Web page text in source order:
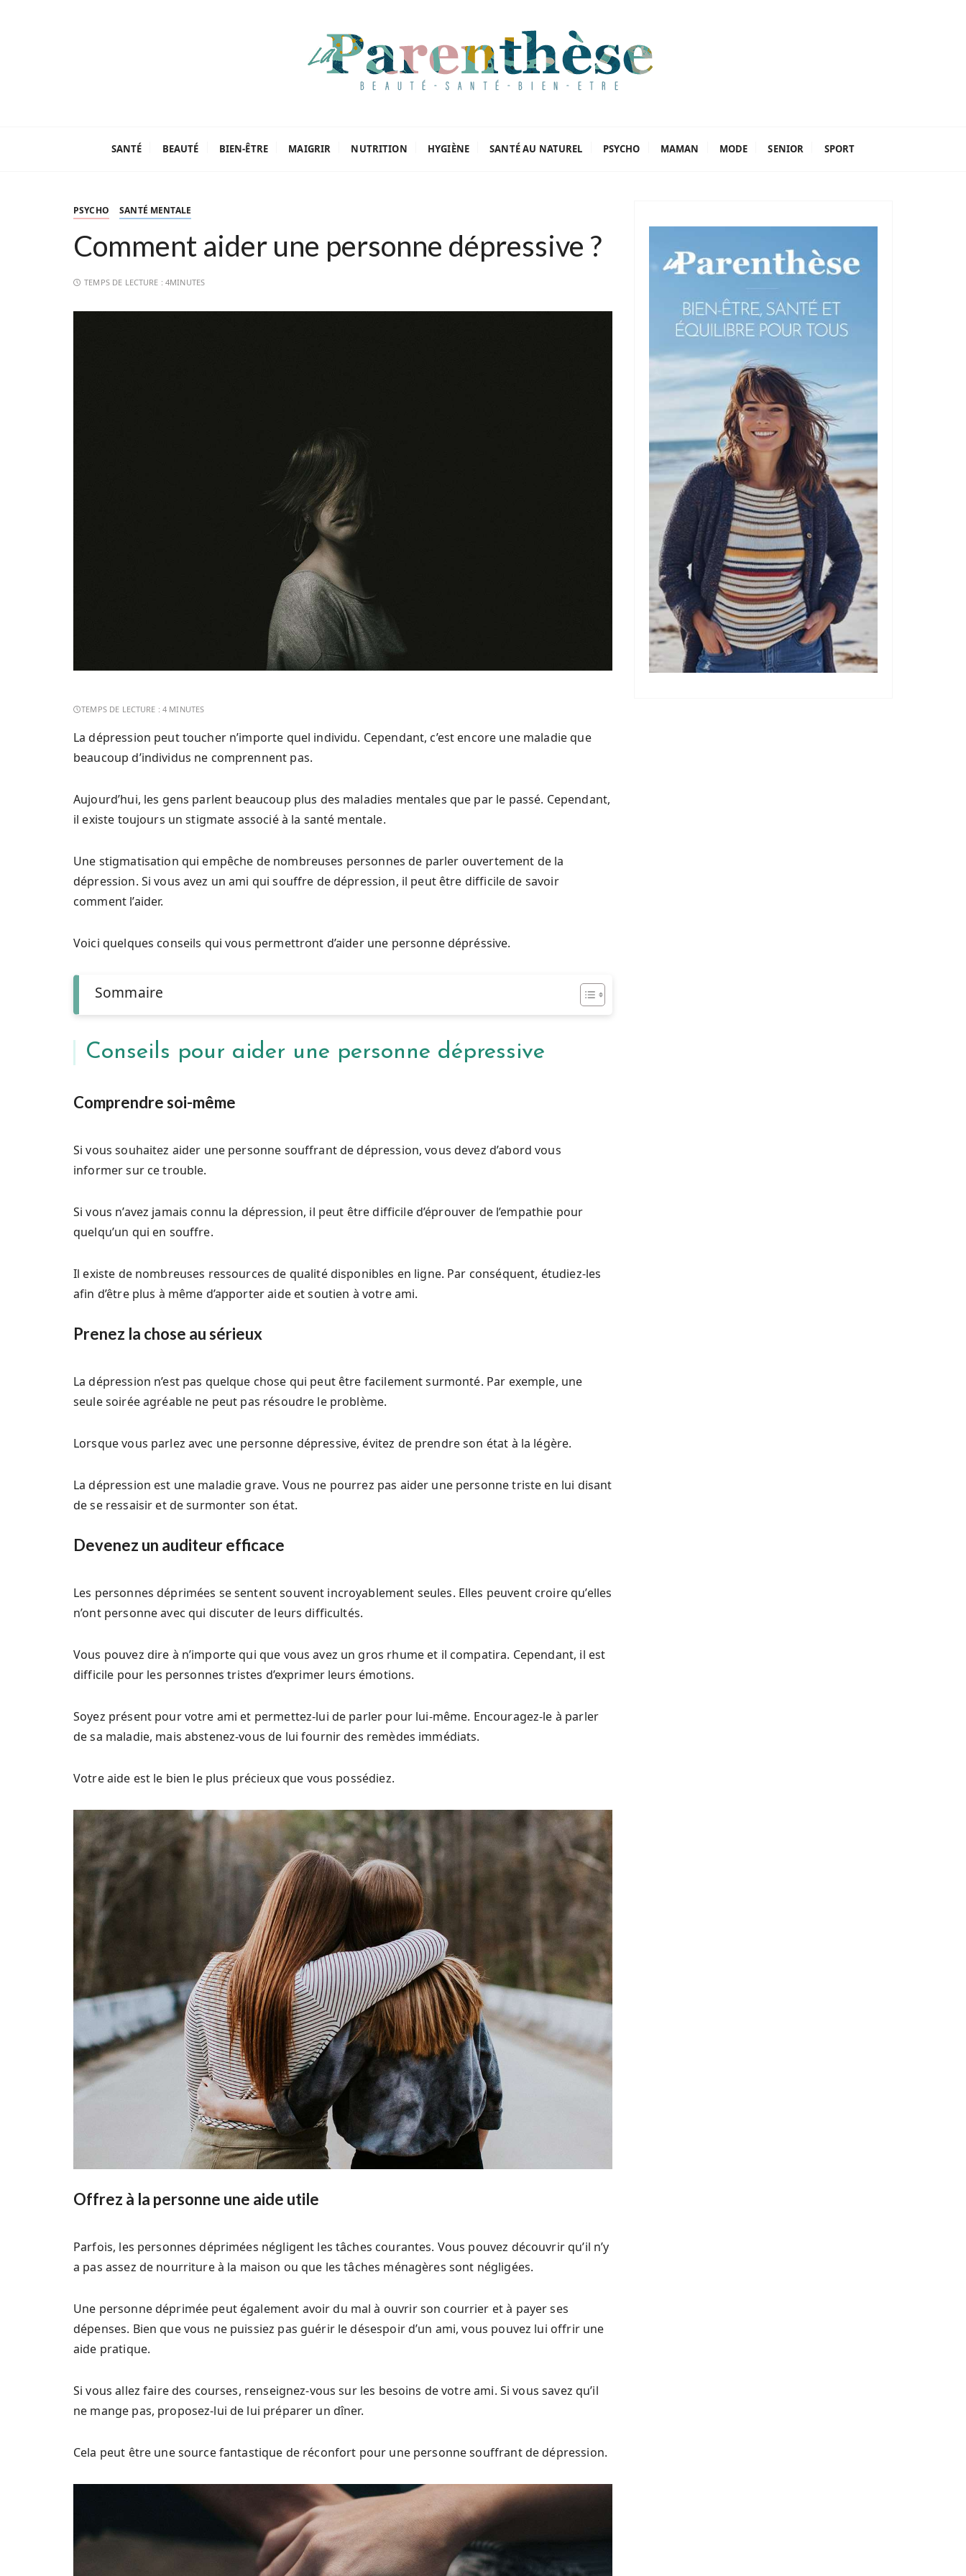
Parenthèse Tutoriels
SANTÉ BEAUTÉ BIEN-ÊTRE MAIGRIR NUTRITION HYGIÈNE SANTÉ AU NATUREL PSYCHO MAMAN MODE SENIOR SPORT
PSYCHO SANTÉ MENTALE
Comment aider une personne dépressive ?
TEMPS DE LECTURE :4MINUTES
La dépression peut toucher n’importe quel individu. Cependant, c’est encore une maladie que
beaucoup d’individus ne comprennent pas.
Aujourd’hui, les gens parlent beaucoup plus des maladies mentales que par le passé. Cependant,
il existe toujours un stigmate associé à la santé mentale.
Une stigmatisation qui empêche de nombreuses personnes de parler ouvertement de la
dépression. Si vous avez un ami qui souffre de dépression, il peut être difficile de savoir
comment l’aider.
Voici quelques conseils qui vous permettront d’aider une personne dépréssive.
Sommaire
Conseils pour aider une personne dépressive
Comprendre soi-même
Si vous souhaitez aider une personne souffrant de dépression, vous devez d’abord vous
informer sur ce trouble.
Si vous n’avez jamais connu la dépression, il peut être difficile d’éprouver de l’empathie pour
quelqu’un qui en souffre.
Il existe de nombreuses ressources de qualité disponibles en ligne. Par conséquent, étudiez-les
afin d’être plus à même d’apporter aide et soutien à votre ami.
Prenez la chose au sérieux
La dépression n’est pas quelque chose qui peut être facilement surmonté. Par exemple, une
seule soirée agréable ne peut pas résoudre le problème.
Lorsque vous parlez avec une personne dépressive, évitez de prendre son état à la légère.
La dépression est une maladie grave. Vous ne pourrez pas aider une personne triste en lui disant
de se ressaisir et de surmonter son état.
Devenez un auditeur efficace
Les personnes déprimées se sentent souvent incroyablement seules. Elles peuvent croire qu’elles
n’ont personne avec qui discuter de leurs difficultés.
Vous pouvez dire à n’importe qui que vous avez un gros rhume et il compatira. Cependant, il est
difficile pour les personnes tristes d’exprimer leurs émotions.
Soyez présent pour votre ami et permettez-lui de parler pour lui-même. Encouragez-le à parler
de sa maladie, mais abstenez-vous de lui fournir des remèdes immédiats.
Votre aide est le bien le plus précieux que vous possédiez.
Offrez à la personne une aide utile
Parfois, les personnes déprimées négligent les tâches courantes. Vous pouvez découvrir qu’il n’y
a pas assez de nourriture à la maison ou que les tâches ménagères sont négligées.
Une personne déprimée peut également avoir du mal à ouvrir son courrier et à payer ses
dépenses. Bien que vous ne puissiez pas guérir le désespoir d’un ami, vous pouvez lui offrir une
aide pratique.
Si vous allez faire des courses, renseignez-vous sur les besoins de votre ami. Si vous savez qu’il
ne mange pas, proposez-lui de lui préparer un dîner.
Cela peut être une source fantastique de réconfort pour une personne souffrant de dépression.